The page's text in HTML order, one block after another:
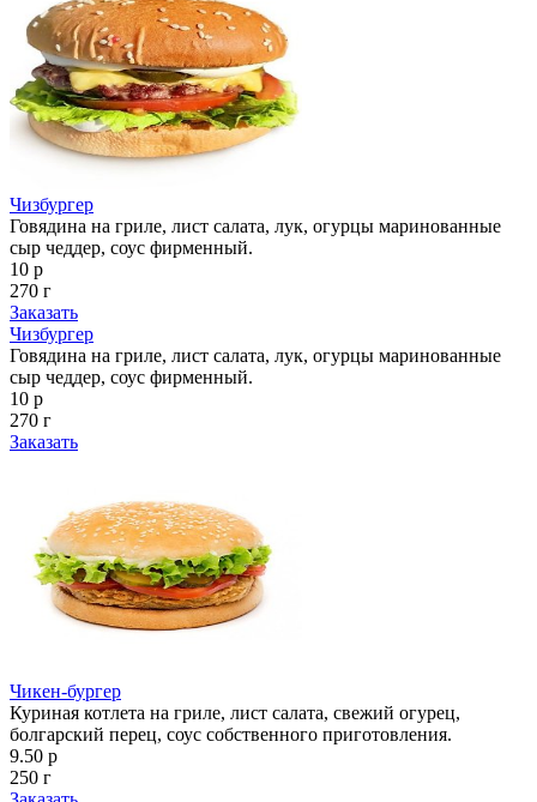
Чизбургер
Говядина на гриле, лист салата, лук, огурцы маринованные
сыр чеддер, соус фирменный.
10 р
270 г
Заказать
Чизбургер
Говядина на гриле, лист салата, лук, огурцы маринованные
сыр чеддер, соус фирменный.
10 р
270 г
Заказать
Чикен-бургер
Куриная котлета на гриле, лист салата, свежий огурец,
болгарский перец, соус собственного приготовления.
9.50 р
250 г